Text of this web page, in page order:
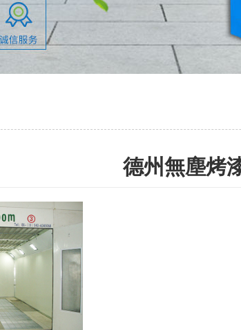
德州無塵烤